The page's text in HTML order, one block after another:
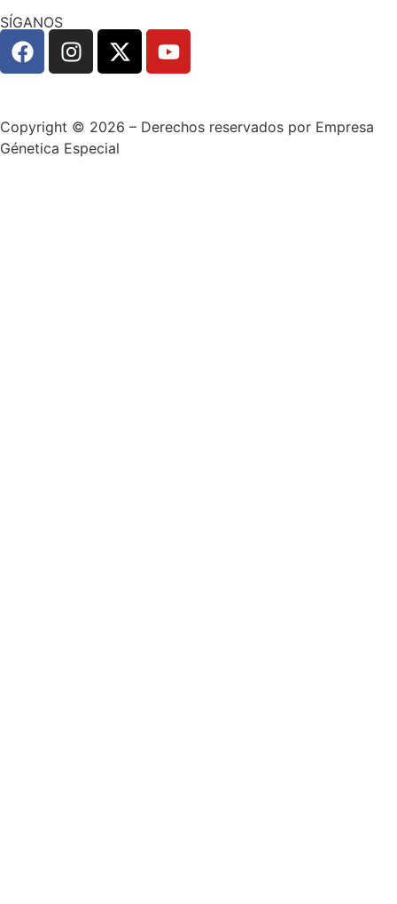
SÍGANOS
Copyright © 2026 – Derechos reservados por Empresa
Génetica Especial